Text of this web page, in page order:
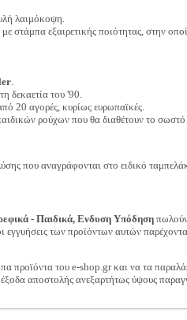
λαιμόκοψη.
στάμπα εξαιρετικής ποιότητας, στην
.
δεκαετία του '90.
20 αγορές, κυρίως ευρωπαϊκές.
ρούχων που θα διαθέτουν το
που αναγράφονται στο ειδικό
- Παιδικά, Ενδυση Υπόδηση
των προϊόντων αυτών
προϊόντα του e-shop.gr και να τα
αποστολής ανεξαρτήτως ύψους